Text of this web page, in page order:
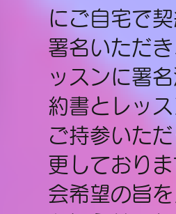
にご自宅で
署名いただ
ッスンに署
約書とレッ
ご持参いた
更しており
会希望の旨